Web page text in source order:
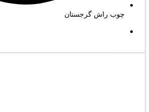
چوب راش گرجستان